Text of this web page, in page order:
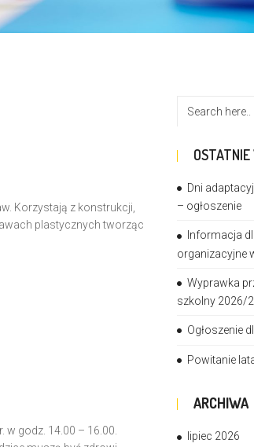
Korzystają z konstrukcji,
plastycznych tworząc
godz. 14.00 – 16.00.
Dni
– ogłoszenie
Informacja
organizacyjne
Wyprawka
szkolny 2026/
Ogłoszenie
Powitanie
ARCHIWA
lipiec 2026